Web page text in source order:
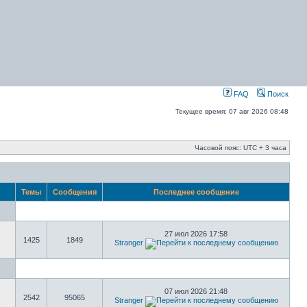
FAQ Поиск
Текущее время: 07 авг 2026 08:48
Часовой пояс: UTC + 3 часа
Темы Сообщения Последнее сообщение
1425 1849
27 июл 2026 17:58
Stranger
2542 95065
07 июл 2026 21:48
Stranger